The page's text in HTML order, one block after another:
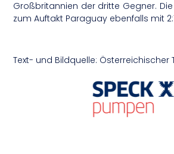
Großbritannien der dritte Gegner.
zum Auftakt Paraguay ebenfalls mit
Text- und Bildquelle: Österreichischer